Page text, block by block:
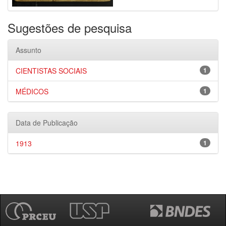
Sugestões de pesquisa
Assunto
1
CIENTISTAS SOCIAIS
1
MÉDICOS
Data de Publicação
1
1913